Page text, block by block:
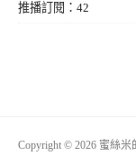
推播訂閱：42
Copyright © 2026 蜜絲米